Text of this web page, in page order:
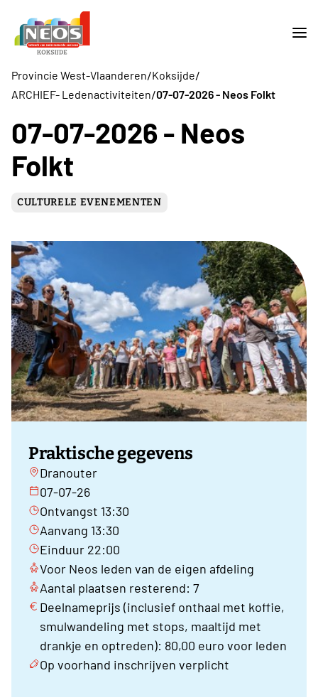
Provincie West-Vlaanderen/Koksijde/
ARCHIEF- Ledenactiviteiten/07-07-2026 - Neos Folkt
07-07-2026 - Neos
Folkt
CULTURELE EVENEMENTEN
Praktische gegevens
Dranouter
07-07-26
Ontvangst 13:30
Aanvang 13:30
Einduur 22:00
Voor Neos leden van de eigen afdeling
Aantal plaatsen resterend: 7
Deelnameprijs (inclusief onthaal met koffie,
smulwandeling met stops, maaltijd met
drankje en optreden): 80,00 euro voor leden
Op voorhand inschrijven verplicht